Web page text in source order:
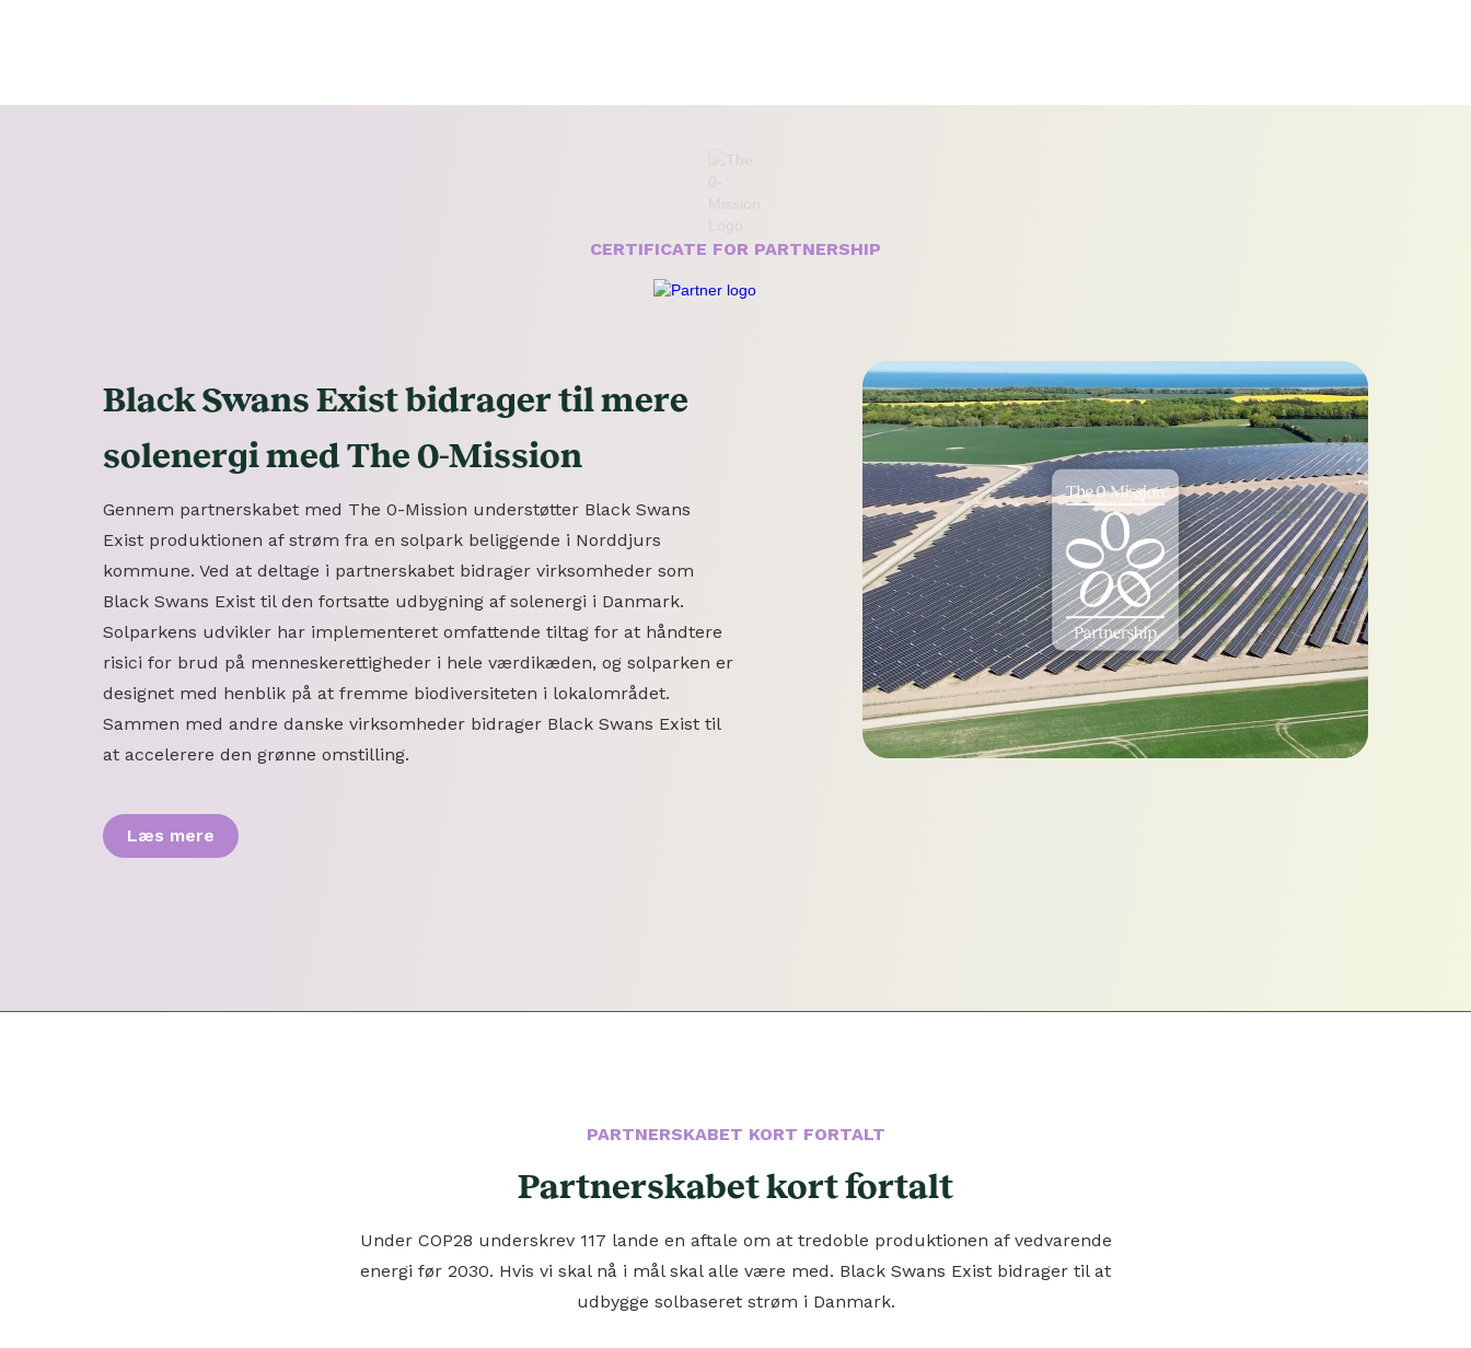
CERTIFICATE FOR PARTNERSHIP
Black Swans Exist bidrager til mere
solenergi med The 0-Mission
Gennem partnerskabet med The 0-Mission understøtter Black Swans
Exist produktionen af strøm fra en solpark beliggende i Norddjurs
kommune. Ved at deltage i partnerskabet bidrager virksomheder som
Black Swans Exist til den fortsatte udbygning af solenergi i Danmark.
Solparkens udvikler har implementeret omfattende tiltag for at håndtere
risici for brud på menneskerettigheder i hele værdikæden, og solparken er
designet med henblik på at fremme biodiversiteten i lokalområdet.
Sammen med andre danske virksomheder bidrager Black Swans Exist til
at accelerere den grønne omstilling.
Læs mere
PARTNERSKABET KORT FORTALT
Partnerskabet kort fortalt
Under COP28 underskrev 117 lande en aftale om at tredoble produktionen af vedvarende
energi før 2030. Hvis vi skal nå i mål skal alle være med. Black Swans Exist bidrager til at
udbygge solbaseret strøm i Danmark.